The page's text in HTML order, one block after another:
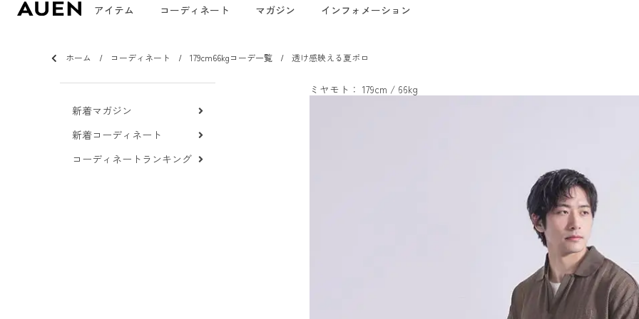
アイテム コーディネート マガジン インフォメーション
ホーム コーディネート 179cm66kgコーデ一覧 透け感映える夏ポロ
新着マガジン
新着コーディネート
コーディネートランキング
ミヤモト： 179cm / 66kg